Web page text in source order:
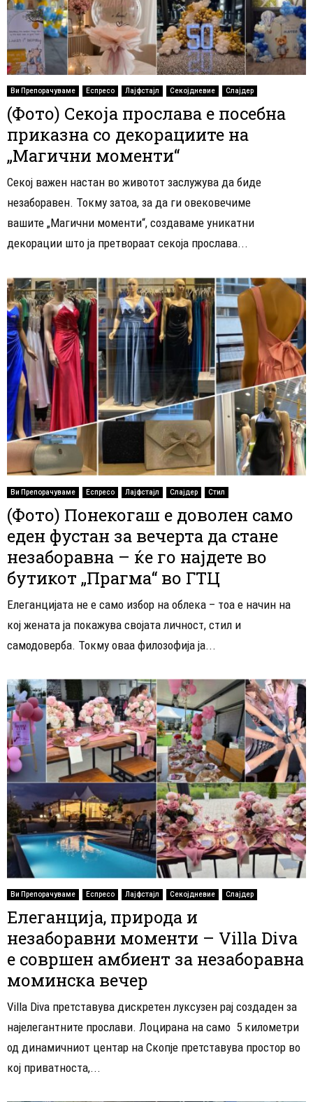
Ви Препорачуваме Еспресо Лајфстајл Секојдневие Слајдер
(Фото) Секоја прослава е посебна
приказна со декорациите на
„Магични моменти“
Секој важен настан во животот заслужува да биде
незаборавен. Токму затоа, за да ги овековечиме
вашите „Магични моменти“, создаваме уникатни
декорации што ја претвораат секоја прослава...
Ви Препорачуваме Еспресо Лајфстајл Слајдер Стил
(Фото) Понекогаш е доволен само
еден фустан за вечерта да стане
незаборавна – ќе го најдете во
бутикот „Прагма“ во ГТЦ
Елеганцијата не е само избор на облека – тоа е начин на
кој жената ја покажува својата личност, стил и
самодоверба. Токму оваа филозофија ја...
Ви Препорачуваме Еспресо Лајфстајл Секојдневие Слајдер
Елеганција, природа и
незаборавни моменти – Villa Diva
е совршен амбиент за незаборавна
моминска вечер
Villa Diva претставува дискретен луксузен рај создаден за
најелегантните прослави. Лоцирана на само 5 километри
од динамичниот центар на Скопје претставува простор во
кој приватноста,...